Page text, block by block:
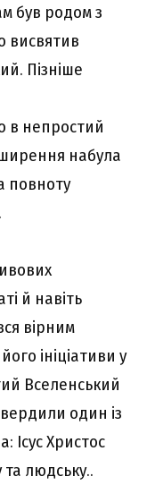
був родом з
висвятив
Пізніше
в непростий
набула
повноту
й навіть
вірним
ініціативи у
Вселенський
один із
Ісус Христос
людську..